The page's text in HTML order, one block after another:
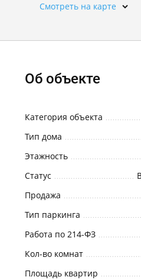
Смотреть на карте
Об объекте
Категория объекта
Тип дома
Этажность
Статус
Продажа
Тип паркинга
Работа по 214-ФЗ
Кол-во комнат
Площадь квартир